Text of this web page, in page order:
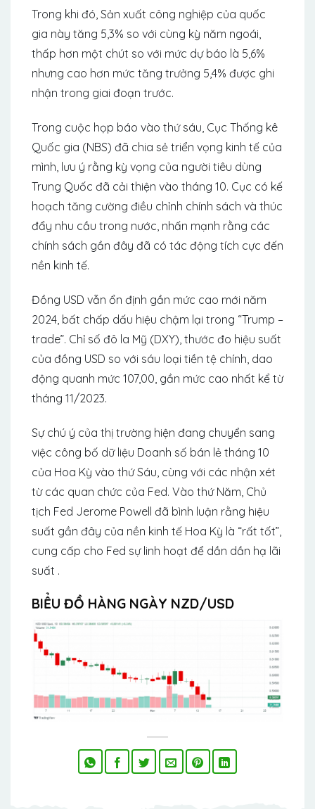
Trong khi đó, Sản xuất công nghiệp của quốc
gia này tăng 5,3% so với cùng kỳ năm ngoái,
thấp hơn một chút so với mức dự báo là 5,6%
nhưng cao hơn mức tăng trưởng 5,4% được ghi
nhận trong giai đoạn trước.
Trong cuộc họp báo vào thứ sáu, Cục Thống kê
Quốc gia (NBS) đã chia sẻ triển vọng kinh tế của
mình, lưu ý rằng kỳ vọng của người tiêu dùng
Trung Quốc đã cải thiện vào tháng 10. Cục có kế
hoạch tăng cường điều chỉnh chính sách và thúc
đẩy nhu cầu trong nước, nhấn mạnh rằng các
chính sách gần đây đã có tác động tích cực đến
nền kinh tế.
Đồng USD vẫn ổn định gần mức cao mới năm
2024, bất chấp dấu hiệu chậm lại trong “Trump –
trade”. Chỉ số đô la Mỹ (DXY), thước đo hiệu suất
của đồng USD so với sáu loại tiền tệ chính, dao
động quanh mức 107,00, gần mức cao nhất kể từ
tháng 11/2023.
Sự chú ý của thị trường hiện đang chuyển sang
việc công bố dữ liệu Doanh số bán lẻ tháng 10
của Hoa Kỳ vào thứ Sáu, cùng với các nhận xét
từ các quan chức của Fed. Vào thứ Năm, Chủ
tịch Fed Jerome Powell đã bình luận rằng hiệu
suất gần đây của nền kinh tế Hoa Kỳ là “rất tốt”,
cung cấp cho Fed sự linh hoạt để dần dần hạ lãi
suất .
BIỂU ĐỒ HÀNG NGÀY NZD/USD